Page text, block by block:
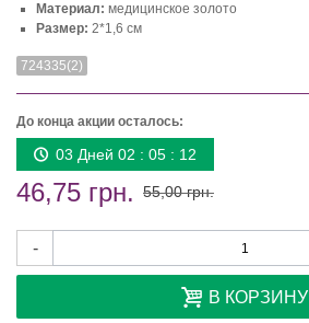
Материал: медицинское золото
Размер: 2*1,6 см
724335(2)
До конца акции осталось:
03 Дней 02 : 05 : 12
46,75 грн. 55,00 грн.
-
В КОРЗИНУ